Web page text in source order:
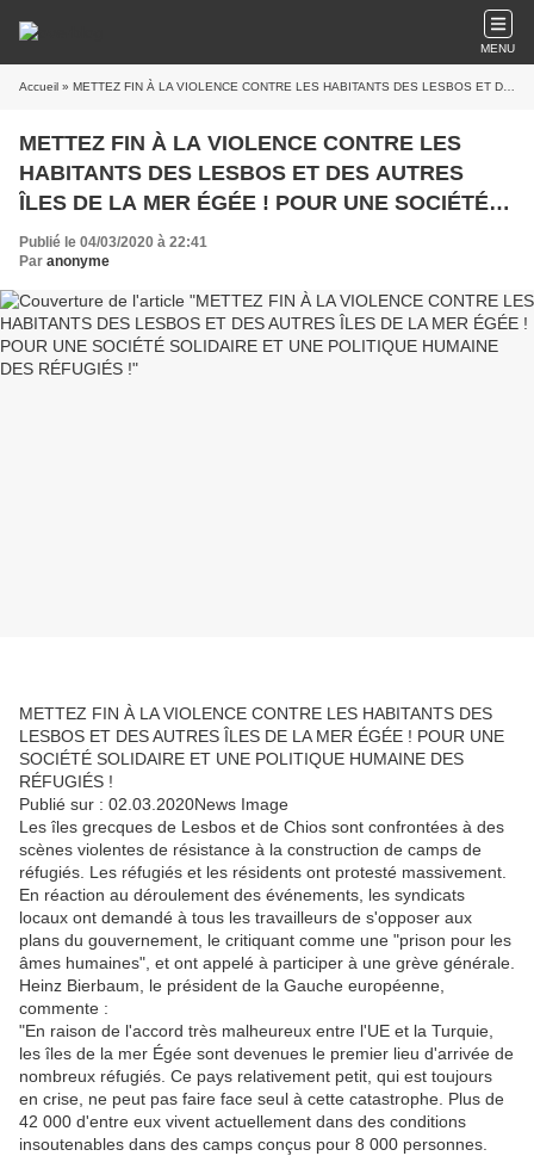
MENU
Accueil » METTEZ FIN À LA VIOLENCE CONTRE LES HABITANTS DES LESBOS ET DES AUTRES ÎLES DE LA MER ÉGÉE ! POUR UNE SOCIÉTÉ SOLIDAIRE ET UNE POLITIQUE HUMAINE DES RÉFUGIÉS !
METTEZ FIN À LA VIOLENCE CONTRE LES
HABITANTS DES LESBOS ET DES AUTRES
ÎLES DE LA MER ÉGÉE ! POUR UNE SOCIÉTÉ
SOLIDAIRE ET UNE POLITIQUE HUMAINE DES
RÉFUGIÉS !
Publié le 04/03/2020 à 22:41
Par anonyme
METTEZ FIN À LA VIOLENCE CONTRE LES HABITANTS DES
LESBOS ET DES AUTRES ÎLES DE LA MER ÉGÉE ! POUR UNE
SOCIÉTÉ SOLIDAIRE ET UNE POLITIQUE HUMAINE DES
RÉFUGIÉS !
Publié sur : 02.03.2020News Image
Les îles grecques de Lesbos et de Chios sont confrontées à des
scènes violentes de résistance à la construction de camps de
réfugiés. Les réfugiés et les résidents ont protesté massivement.
En réaction au déroulement des événements, les syndicats
locaux ont demandé à tous les travailleurs de s'opposer aux
plans du gouvernement, le critiquant comme une "prison pour les
âmes humaines", et ont appelé à participer à une grève générale.
Heinz Bierbaum, le président de la Gauche européenne,
commente :
"En raison de l'accord très malheureux entre l'UE et la Turquie,
les îles de la mer Égée sont devenues le premier lieu d'arrivée de
nombreux réfugiés. Ce pays relativement petit, qui est toujours
en crise, ne peut pas faire face seul à cette catastrophe. Plus de
42 000 d'entre eux vivent actuellement dans des conditions
insoutenables dans des camps conçus pour 8 000 personnes.